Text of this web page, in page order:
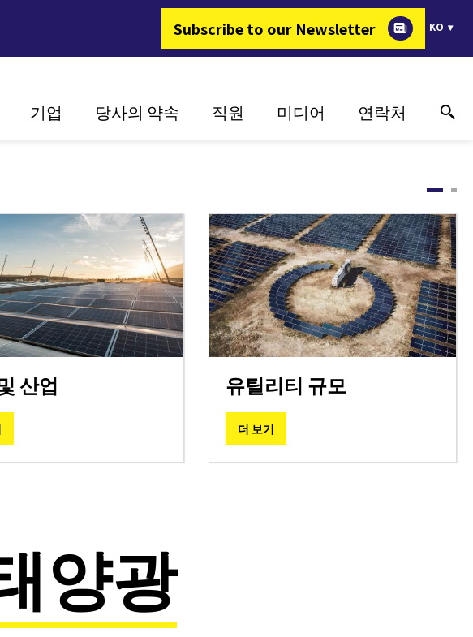
Subscribe to our Newsletter KO
버터
버터
이션
도구
기업
장에서의 입지
인증
당사의 약속
고객 중심
직원
채용정보
미디어
이벤트
매체 갤러리
매체 연락
연락처
구매처
산업 유틸리티 규모
더 보기
양광